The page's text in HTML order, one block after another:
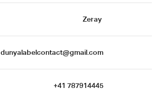
Zeray
dunyalabelcontact@gmail.com
+41 787914445